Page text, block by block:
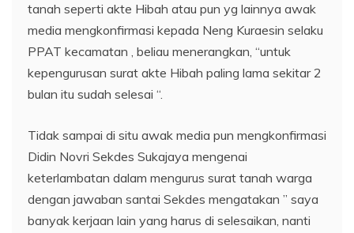
tanah seperti akte Hibah atau pun yg lainnya awak
media mengkonfirmasi kepada Neng Kuraesin selaku
PPAT kecamatan , beliau menerangkan, “untuk
kepengurusan surat akte Hibah paling lama sekitar 2
bulan itu sudah selesai “.
Tidak sampai di situ awak media pun mengkonfirmasi
Didin Novri Sekdes Sukajaya mengenai
keterlambatan dalam mengurus surat tanah warga
dengan jawaban santai Sekdes mengatakan ” saya
banyak kerjaan lain yang harus di selesaikan, nanti